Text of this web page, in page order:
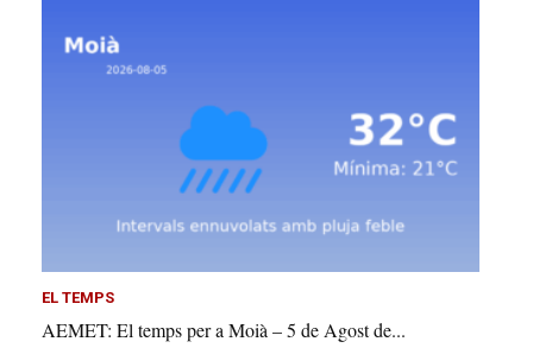
EL TEMPS
AEMET: El temps per a Moià – 5 de Agost de...